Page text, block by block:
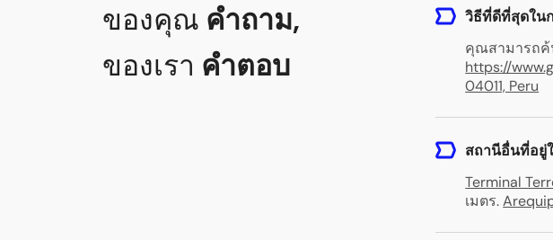
ของคุณ คำถาม,
ของเรา คำตอบ
วิธีที่ดีที่สุดใน
คุณสามารถค้
https://
04011, Peru
สถานีอื่นที่อยู่
Terminal
เมตร.